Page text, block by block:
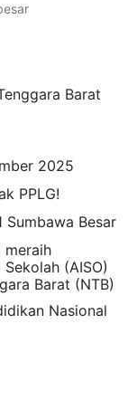
Barat
2025
PPLG!
Sumbawa Besar
meraih
(AISO)
Barat (NTB)
Nasional